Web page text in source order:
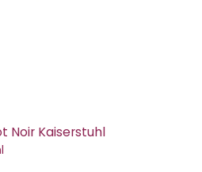
Noir Kaiserstuhl